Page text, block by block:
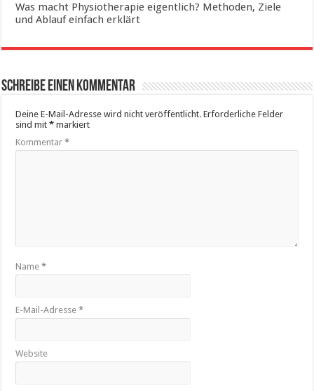
Was macht Physiotherapie eigentlich? Methoden, Ziele
und Ablauf einfach erklärt
Schreibe einen Kommentar
Deine E-Mail-Adresse wird nicht veröffentlicht. Erforderliche Felder
sind mit* markiert
Kommentar*
Name*
E-Mail-Adresse*
Website